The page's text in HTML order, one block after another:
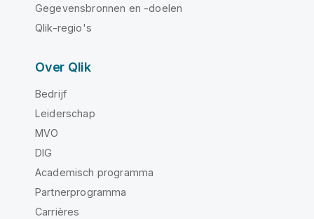
Gegevensbronnen en -doelen
Qlik-regio's
Over Qlik
Bedrijf
Leiderschap
MVO
DIG
Academisch programma
Partnerprogramma
Carrières